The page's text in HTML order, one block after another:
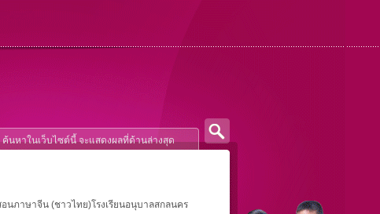
นภาษาจีน (ชาวไทย)โรงเรียนอนุบาลสกลนคร